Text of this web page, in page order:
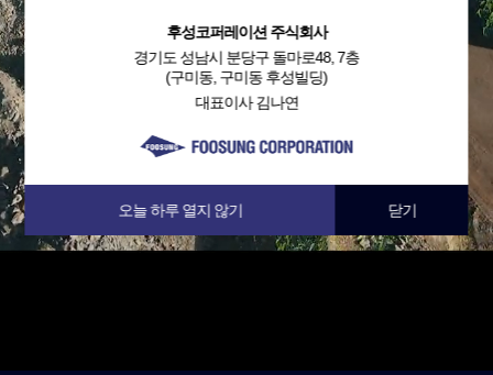
후성코퍼레이션 주식회사
경기도 성남시 분당구 돌마로48, 7층
(구미동, 구미동 후성빌딩)
대표이사 김나연
오늘 하루 열지 않기 닫기